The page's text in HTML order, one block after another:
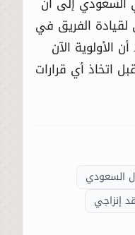
الفريق في
للأندية 2025، إلا أن الأولوية الآن
اتخاذ أي قرارات
السعودي
إنزاجي